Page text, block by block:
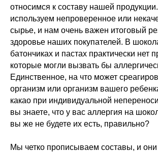
относимся к составу нашей
используем непроверенное или
сырье, и нам очень важен итоговый
здоровье наших покупателей. В
батончиках и пастах практически нет
которые могли вызвать бы
Единственное, на что может
организм или организм вашего
какао при индивидуальной
вы знаете, что у вас аллергия на
вы же не будете их есть, правильно?
Мы четко прописываем составы, и они